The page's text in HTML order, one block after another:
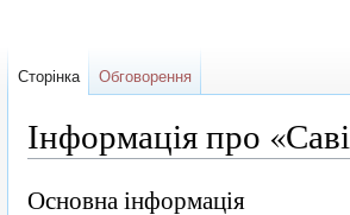
Інформація про
Перейти
Перейти
Основна інформація
Сторінка Обговорення